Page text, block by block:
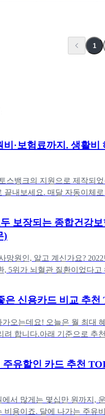
1
비·보험료까지. 생활
스뱅크의 지원으로 제작되
끝내보세요. 매달 자동이체
보장되는 종합건강
)
망원인, 알고 계신가요?
, 5위가 뇌혈관 질환이었다고
은 신용카드 비교 추천
가오는데요! 오늘은 월 최대
려 합니다.아래 기준으로 추
유할인 카드 추천
에서 많게는 몇십만 원까지,
비용이죠. 달에 나가는 주유